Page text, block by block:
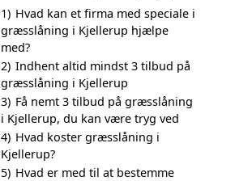
1) Hvad kan et firma med speciale i
græsslåning i Kjellerup hjælpe
med?
2) Indhent altid mindst 3 tilbud på
græsslåning i Kjellerup
3) Få nemt 3 tilbud på græsslåning
i Kjellerup, du kan være tryg ved
4) Hvad koster græsslåning i
Kjellerup?
5) Hvad er med til at bestemme